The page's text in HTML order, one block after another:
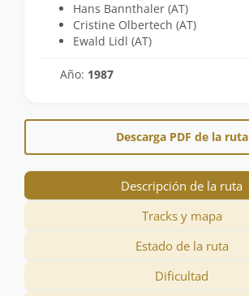
Hans Bannthaler (AT)
Cristine Olbertech (AT)
Ewald Lidl (AT)
Año: 1987
Descarga PDF de la ruta
Descripción de la ruta
Tracks y mapa
Estado de la ruta
Dificultad